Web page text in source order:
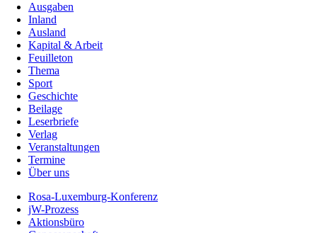
Ausgaben
Inland
Ausland
Kapital & Arbeit
Feuilleton
Thema
Sport
Geschichte
Beilage
Leserbriefe
Verlag
Veranstaltungen
Termine
Über uns
Rosa-Luxemburg-Konferenz
jW-Prozess
Aktionsbüro